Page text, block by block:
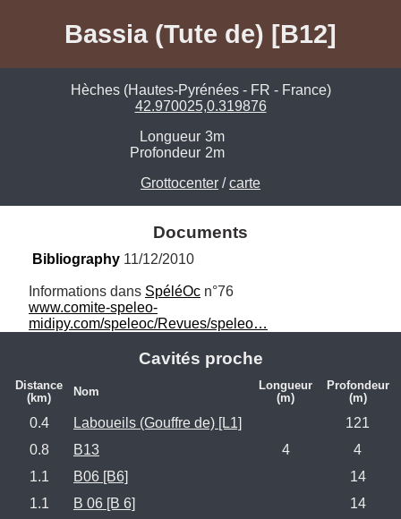
Bassia (Tute de) [B12]
Hèches (Hautes-Pyrénées - FR - France)
42.970025,0.319876
Longueur 3m
Profondeur 2m
Grottocenter /carte
Documents
Bibliography 11/12/2010
Informations dans SpéléOc
www.comite-speleo-
midipy.com/speleoc/Revues/speleo…
Cavités proche
Distance
(km)
Nom
Longueur
(m)
Profondeur
(m)
0.4 Laboueils (Gouffre de) [L1]
121
0.8
B13 4
4
1.1
B06 [B6]
14
1.1
B 06 [B 6]
14